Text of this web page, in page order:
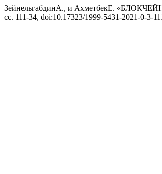
ЗейнельгабдинА., и АхметбекЕ.
сс. 111-34, doi:10.17323/1999-5431-2021-0-3-